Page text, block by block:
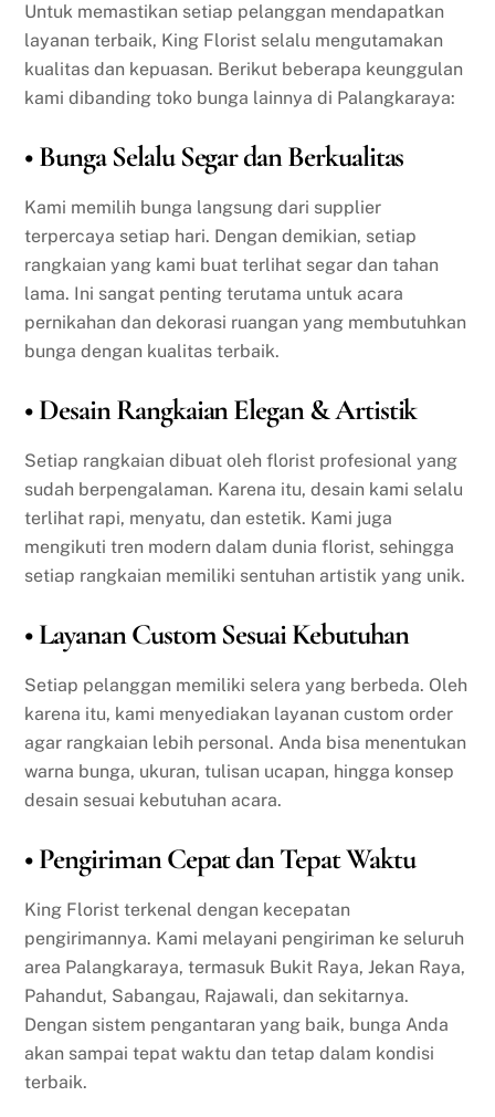
Untuk memastikan setiap pelanggan mendapatkan
layanan terbaik, King Florist selalu mengutamakan
kualitas dan kepuasan. Berikut beberapa keunggulan
kami dibanding toko bunga lainnya di Palangkaraya:
• Bunga Selalu Segar dan Berkualitas
Kami memilih bunga langsung dari supplier
terpercaya setiap hari. Dengan demikian, setiap
rangkaian yang kami buat terlihat segar dan tahan
lama. Ini sangat penting terutama untuk acara
pernikahan dan dekorasi ruangan yang membutuhkan
bunga dengan kualitas terbaik.
• Desain Rangkaian Elegan & Artistik
Setiap rangkaian dibuat oleh florist profesional yang
sudah berpengalaman. Karena itu, desain kami selalu
terlihat rapi, menyatu, dan estetik. Kami juga
mengikuti tren modern dalam dunia florist, sehingga
setiap rangkaian memiliki sentuhan artistik yang unik.
• Layanan Custom Sesuai Kebutuhan
Setiap pelanggan memiliki selera yang berbeda. Oleh
karena itu, kami menyediakan layanan custom order
agar rangkaian lebih personal. Anda bisa menentukan
warna bunga, ukuran, tulisan ucapan, hingga konsep
desain sesuai kebutuhan acara.
• Pengiriman Cepat dan Tepat Waktu
King Florist terkenal dengan kecepatan
pengirimannya. Kami melayani pengiriman ke seluruh
area Palangkaraya, termasuk Bukit Raya, Jekan Raya,
Pahandut, Sabangau, Rajawali, dan sekitarnya.
Dengan sistem pengantaran yang baik, bunga Anda
akan sampai tepat waktu dan tetap dalam kondisi
terbaik.